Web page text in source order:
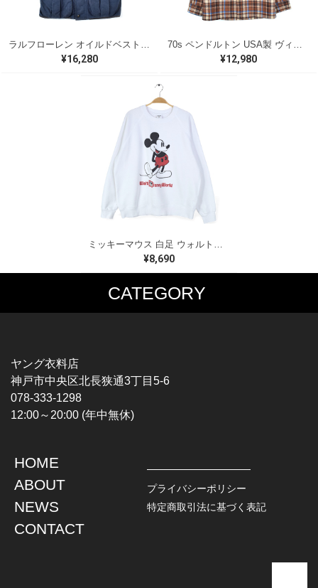
¥16,280 ¥12,980
ミッキーマウス 白足 ウォルトディズニーオフィシャル スウェット ホワイト WALT DISNEY WORLD ウォルトディズニーオフィシャル サイズXL相当 古着 CF0995
¥8,690
CATEGORY
MUSIC TEE
HARDCORE / PUNK
PROGLESSIVE ROCK
POPS
SOUL / R&B
T-SHIRTS
CHAMPION
TOPS
L / S SHIRT
S / S SHIRT
HAWAIIAN SHIRT
JACKET
DENIM
LEATHER
ヤング衣料店
神戸市中央区北長狭通3丁目5-6
078-333-1298
12:00～20:00 (年中無休)
HOME
ABOUT
NEWS
CONTACT
プライバシーポリシー
特定商取引法に基づく表記